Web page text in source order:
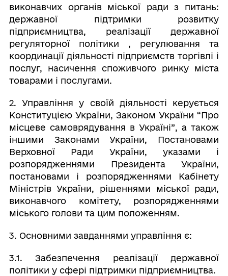
виконавчих органів міської ради з питань:
державної підтримки розвитку
підприємництва, реалізації державної
регуляторної політики , регулювання та
координації діяльності підприємств торгівлі і
послуг, насичення споживчого ринку міста
товарами і послугами.
2. Управління у своїй діяльності керується
Конституцією України, Законом України “Про
місцеве самоврядування в Україні”, а також
іншими Законами України, Постановами
Верховної Ради України, указами і
розпорядженнями Президента України,
постановами і розпорядженнями Кабінету
Міністрів України, рішеннями міської ради,
виконавчого комітету, розпорядженнями
міського голови та цим положенням.
3. Основними завданнями управління є:
3.1. Забезпечення реалізації державної
політики у сфері підтримки підприємництва.